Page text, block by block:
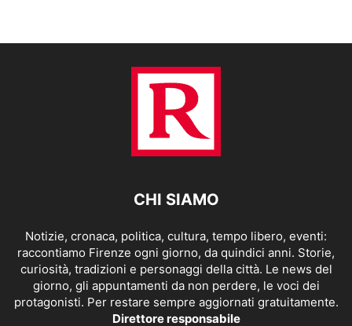
CHI SIAMO
Notizie, cronaca, politica, cultura, tempo libero, eventi:
raccontiamo Firenze ogni giorno, da quindici anni. Storie,
curiosità, tradizioni e personaggi della città. Le news del
giorno, gli appuntamenti da non perdere, le voci dei
protagonisti. Per restare sempre aggiornati gratuitamente.
Direttore responsabile